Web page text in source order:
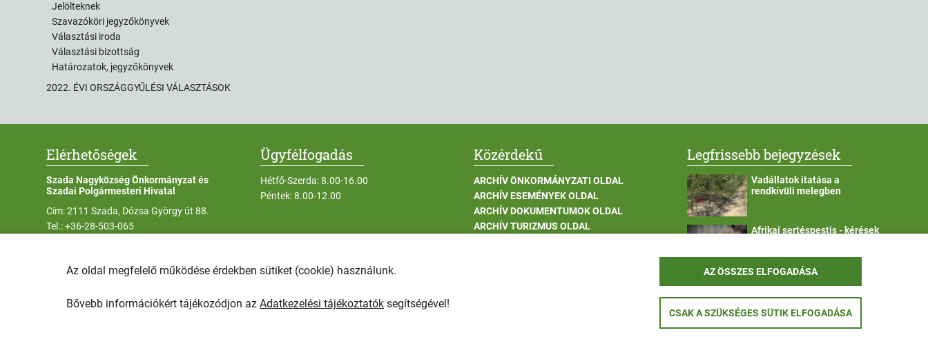
Jelölteknek
Szavazóköri jegyzőkönyvek
Választási iroda
Választási bizottság
Határozatok, jegyzőkönyvek
2022. ÉVI ORSZÁGGYŰLÉSI VÁLASZTÁSOK
Elérhetőségek
Szada Nagyközség Önkormányzat és
Szadai Polgármesteri Hivatal
Cím: 2111 Szada, Dózsa György út 88.
Tel.:+36-28-503-065
Ügyfélfogadás
Hétfő-Szerda: 8.00-16.00
Péntek: 8.00-12.00
Közérdekű
ARCHÍV ÖNKORMÁNYZATI OLDAL
ARCHÍV ESEMÉNYEK OLDAL
ARCHÍV DOKUMENTUMOK OLDAL
ARCHÍV TURIZMUS OLDAL
Legfrissebb bejegyzések
Vadállatok itatása a
rendkívüli melegben
Afrikai sertéspestis - kérések
COPYRIGHT © 2025 - Szada Nagyközség Önkormányzat - Minden jog fenntartva
Az oldal megfelelő működése érdekben sütiket (cookie) használunk.
Bővebb információkért tájékozódjon az Adatkezelési tájékoztatók segítségével!
AZ ÖSSZES ELFOGADÁSA
CSAK A SZÜKSÉGES SÜTIK ELFOGADÁSA